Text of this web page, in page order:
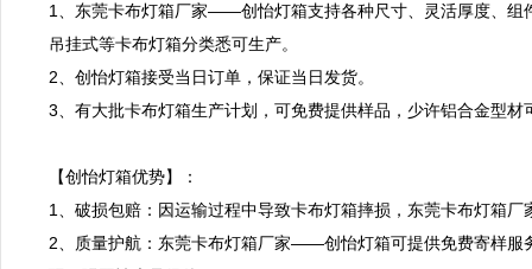
1、东莞卡布灯箱厂家——创怡灯箱支持各种尺寸、灵活厚度、组
吊挂式等卡布灯箱分类悉可生产。
2、创怡灯箱接受当日订单，保证当日发货。
3、有大批卡布灯箱生产计划，可免费提供样品，少许铝合金型材
【创怡灯箱优势】：
1、破损包赔：因运输过程中导致卡布灯箱摔损，东莞卡布灯箱
2、质量护航：东莞卡布灯箱厂家——创怡灯箱可提供免费寄样服